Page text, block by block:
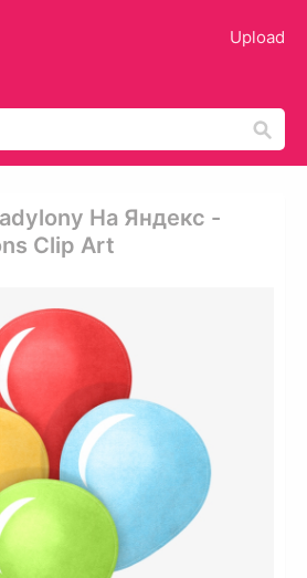
Upload
На Яндекс -
Clip Art